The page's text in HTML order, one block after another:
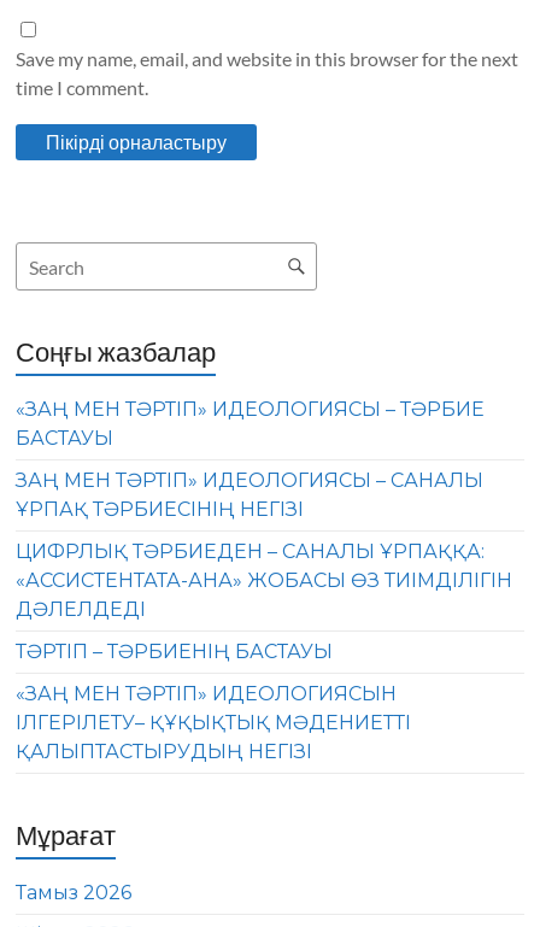
Save my name, email, and website in this browser for the next
time I comment.
Соңғы жазбалар
«ЗАҢ МЕН ТӘРТІП» ИДЕОЛОГИЯСЫ – ТӘРБИЕ
БАСТАУЫ
ЗАҢ МЕН ТӘРТІП» ИДЕОЛОГИЯСЫ – САНАЛЫ
ҰРПАҚ ТӘРБИЕСІНІҢ НЕГІЗІ
ЦИФРЛЫҚ ТӘРБИЕДЕН – САНАЛЫ ҰРПАҚҚА:
«АССИСТЕНТАТА-АНА» ЖОБАСЫ ӨЗ ТИІМДІЛІГІН
ДӘЛЕЛДЕДІ
ТӘРТІП – ТӘРБИЕНІҢ БАСТАУЫ
«ЗАҢ МЕН ТӘРТІП» ИДЕОЛОГИЯСЫН
ІЛГЕРІЛЕТУ– ҚҰҚЫҚТЫҚ МӘДЕНИЕТТІ
ҚАЛЫПТАСТЫРУДЫҢ НЕГІЗІ
Мұрағат
Тамыз 2026